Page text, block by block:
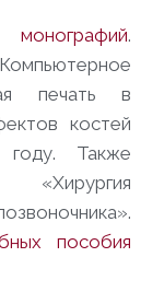
.
печать в
костей
году. Также
«Хирургия
пособия